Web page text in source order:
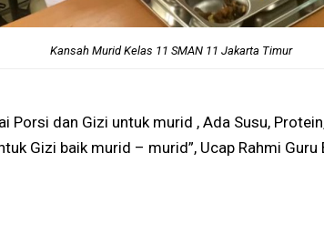
Kansah Murid Kelas 11 SMAN 11 Jakarta Timur
Porsi dan Gizi untuk murid , Ada Susu,
Gizi baik murid – murid”, Ucap Rahmi